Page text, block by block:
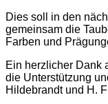
Dies soll in den
gemeinsam die
Farben und
Ein herzlicher Dank
die Unterstützung
Hildebrandt und H.